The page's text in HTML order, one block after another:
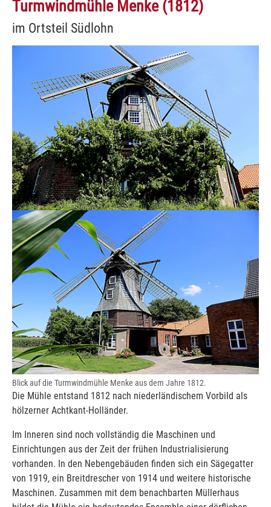
Turmwindmühle Menke (1812)
im Ortsteil Südlohn
Show larger version
Blick auf die Turmwindmühle Menke aus dem Jahre 1812.
Die Mühle entstand 1812 nach niederländischem Vorbild als
hölzerner Achtkant-Holländer.
Im Inneren sind noch vollständig die Maschinen und
Einrichtungen aus der Zeit der frühen Industrialisierung
vorhanden. In den Nebengebäuden finden sich ein Sägegatter
von 1919, ein Breitdrescher von 1914 und weitere historische
Maschinen. Zusammen mit dem benachbarten Müllerhaus